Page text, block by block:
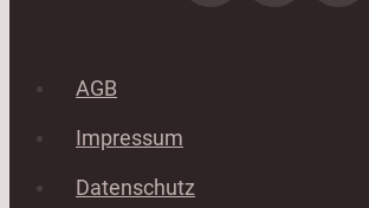
AGB
Impressum
Datenschutz